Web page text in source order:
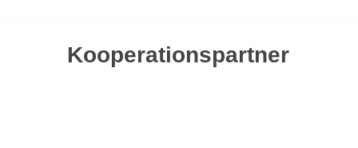
Kooperationspartner